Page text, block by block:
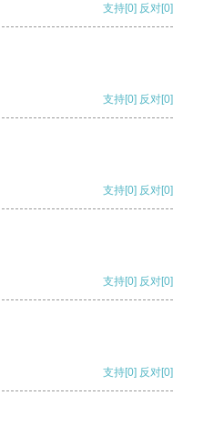
支持[0] 反对[0]
支持[0] 反对[0]
支持[0] 反对[0]
支持[0] 反对[0]
支持[0] 反对[0]